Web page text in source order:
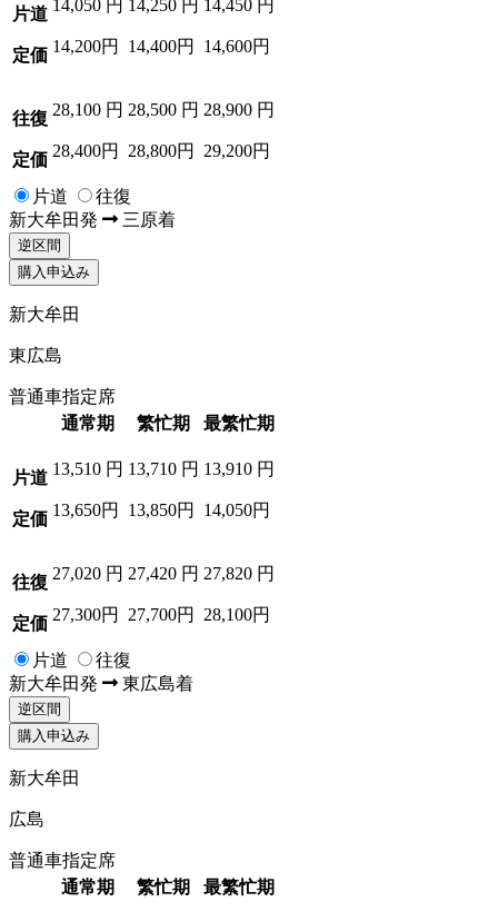
片道
定価
14,050 円
14,200円
14,250 円
14,400円
14,450 円
14,600円
往復
定価
28,100 円
28,400円
28,500 円
28,800円
28,900 円
29,200円
片道
往復
新大牟田発 三原着
逆区間
購入申込み
新大牟田
東広島
普通車指定席
通常期
繁忙期 最繁忙期
片道
定価
13,510 円
13,650円
13,710 円
13,850円
13,910 円
14,050円
往復
定価
27,020 円
27,300円
27,420 円
27,700円
27,820 円
28,100円
片道
往復
新大牟田発 東広島着
逆区間
購入申込み
新大牟田
広島
普通車指定席
通常期
繁忙期 最繁忙期